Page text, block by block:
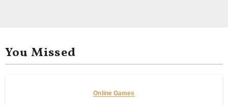
You Missed
Online Games